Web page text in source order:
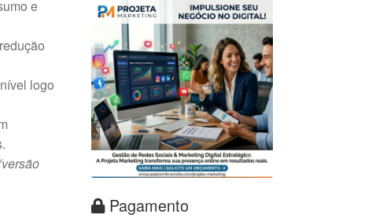
e
logo
Pagamento